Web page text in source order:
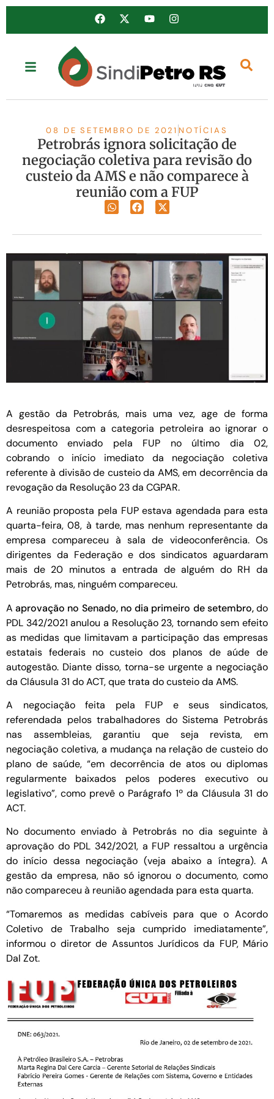
08 DE SETEMBRO DE 2021 NOTÍCIAS
Petrobrás ignora solicitação de
negociação coletiva para revisão do
custeio da AMS e não comparece à
reunião com a FUP
A gestão da Petrobrás, mais uma vez, age de forma
desrespeitosa com a categoria petroleira ao ignorar o
documento enviado pela FUP no último dia 02,
cobrando o início imediato da negociação coletiva
referente à divisão de custeio da AMS, em decorrência da
revogação da Resolução 23 da CGPAR.
A reunião proposta pela FUP estava agendada para esta
quarta-feira, 08, à tarde, mas nenhum representante da
empresa compareceu à sala de videoconferência. Os
dirigentes da Federação e dos sindicatos aguardaram
mais de 20 minutos a entrada de alguém do RH da
Petrobrás, mas, ninguém compareceu.
Aaprovação no Senado, no dia primeiro de setembro,do
PDL 342/2021 anulou a Resolução 23, tornando sem efeito
as medidas que limitavam a participação das empresas
estatais federais no custeio dos planos de aúde de
autogestão. Diante disso, torna-se urgente a negociação
da Cláusula 31 do ACT, que trata do custeio da AMS.
A negociação feita pela FUP e seus sindicatos,
referendada pelos trabalhadores do Sistema Petrobrás
nas assembleias, garantiu que seja revista, em
negociação coletiva, a mudança na relação de custeio do
plano de saúde, “em decorrência de atos ou diplomas
regularmente baixados pelos poderes executivo ou
legislativo”, como prevê o Parágrafo 1º da Cláusula 31 do
ACT.
No documento enviado à Petrobrás no dia seguinte à
aprovação do PDL 342/2021, a FUP ressaltou a urgência
do início dessa negociação (veja abaixo a íntegra). A
gestão da empresa, não só ignorou o documento, como
não compareceu à reunião agendada para esta quarta.
“Tomaremos as medidas cabíveis para que o Acordo
Coletivo de Trabalho seja cumprido imediatamente”,
informou o diretor de Assuntos Jurídicos da FUP, Mário
Dal Zot.